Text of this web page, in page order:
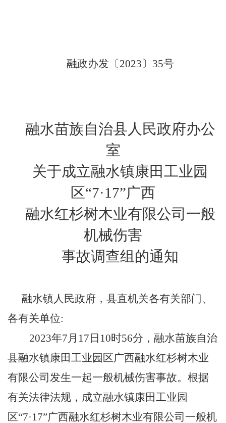
融政办发〔2023〕 35号
融水苗族自治县人民政府办公
室
关于成立融水镇康田工业园
区“7·17”广西
融水红杉树木业有限公司一般
机械伤害
事故调查组的通知
融水镇人民政府，县直机关各有关部门、
各有关单位:
2023年7月 17 日 10时56分，融水苗族自治
县融水镇康田工业园区广西融水红杉树木业
有限公司发生一起一般机械伤害事故。根据
有关法律法规，成立融水镇康田工业园
区“7·17”广西融水红杉树木业有限公司一般机